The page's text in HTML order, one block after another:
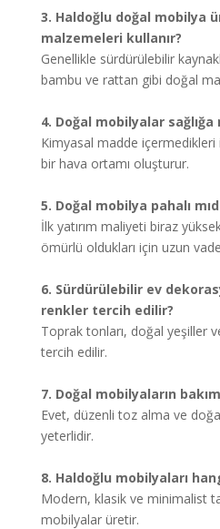
3. Haldoğlu doğal mobilya
malzemeleri kullanır?
Genellikle sürdürülebilir
bambu ve rattan gibi doğal
4. Doğal mobilyalar sağlığa
Kimyasal madde içermedikleri
bir hava ortamı oluşturur.
5. Doğal mobilya pahalı
İlk yatırım maliyeti biraz
ömürlü oldukları için uzun
6. Sürdürülebilir ev
renkler tercih edilir?
Toprak tonları, doğal yeşiller
tercih edilir.
7. Doğal mobilyaların
Evet, düzenli toz alma ve
yeterlidir.
8. Haldoğlu mobilyaları
Modern, klasik ve minimalist
mobilyalar üretir.